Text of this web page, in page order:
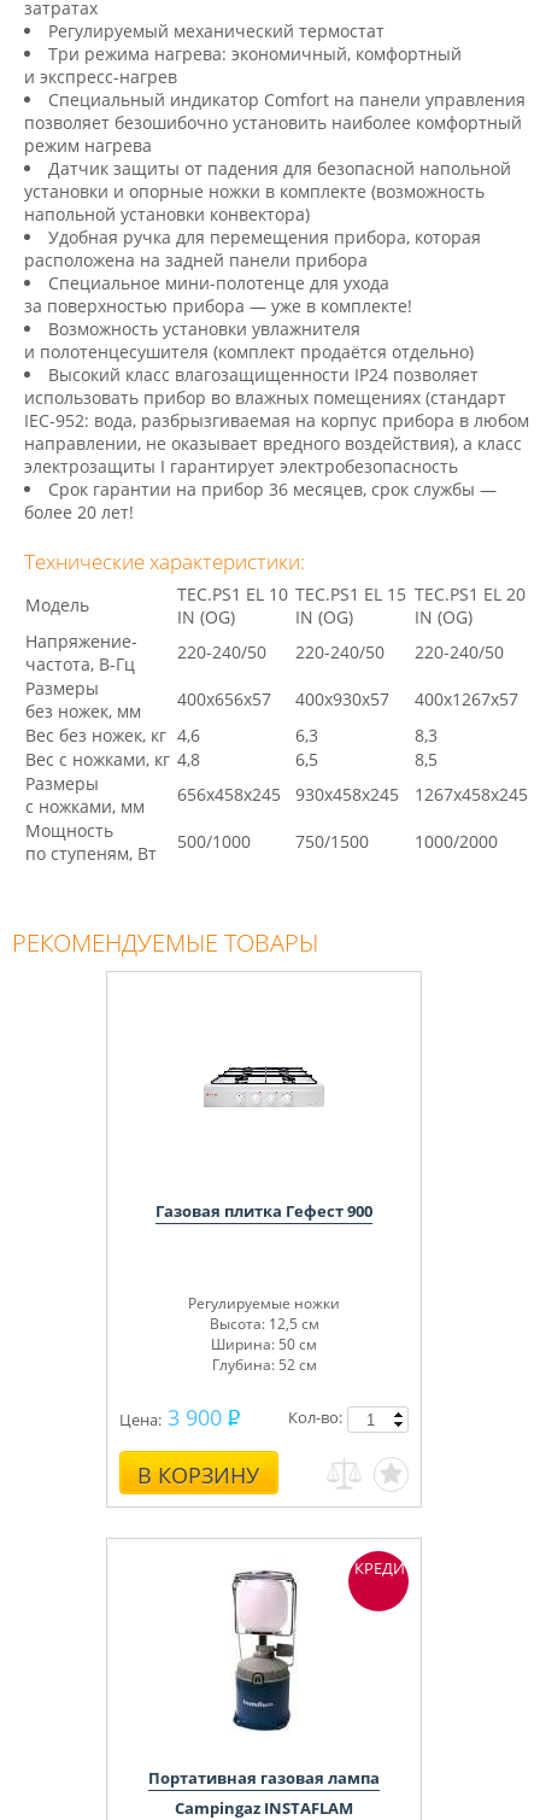
затратах
Регулируемый механический термостат
Три режима нагрева: экономичный, комфортный
и экспресс-нагрев
Специальный индикатор Comfort на панели управления
позволяет безошибочно установить наиболее комфортный
режим нагрева
Датчик защиты от падения для безопасной напольной
установки и опорные ножки в комплекте (возможность
напольной установки конвектора)
Удобная ручка для перемещения прибора, которая
расположена на задней панели прибора
Специальное мини-полотенце для ухода
за поверхностью прибора — уже в комплекте!
Возможность установки увлажнителя
и полотенцесушителя (комплект продаётся отдельно)
Высокий класс влагозащищенности IP24 позволяет
использовать прибор во влажных помещениях (стандарт
IEC-952: вода, разбрызгиваемая на корпус прибора в любом
направлении, не оказывает вредного воздействия), а класс
электрозащиты I гарантирует электробезопасность
Срок гарантии на прибор 36 месяцев, срок службы —
более 20 лет!
Технические характеристики:
Модель
TEC.PS1 EL 10
IN (OG)
TEC.PS1 EL 15
IN (OG)
TEC.PS1 EL 20
IN (OG)
Напряжение-
частота, В-Гц
220-240/50 220-240/50
220-240/50
Размеры
без ножек, мм
400x656x57 400x930x57
400x1267x57
Вес без ножек, кг 4,6 6,3
8,3
Вес с ножками, кг 4,8 6,5
8,5
Размеры
с ножками, мм
656x458x245 930x458x245
1267x458x245
Мощность
по ступеням, Вт
500/1000 750/1500 1000/2000
РЕКОМЕНДУЕМЫЕ ТОВАРЫ
Газовая плитка Гефест 900
Регулируемые ножки
Высота: 12,5 см
Ширина: 50 см
Глубина: 52 см
Цена: 3 900
В КОРЗИНУ
Кол-во:
Портативная газовая лампа
Campingaz INSTAFLAM
КРЕДИТ